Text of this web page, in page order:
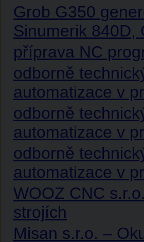
Grob G350
Sinumerik 840D,
příprava NC
odborně
automatizace v
odborně
automatizace v
odborně
automatizace v
WOOZ CNC
strojích
Misan s.r.o. –